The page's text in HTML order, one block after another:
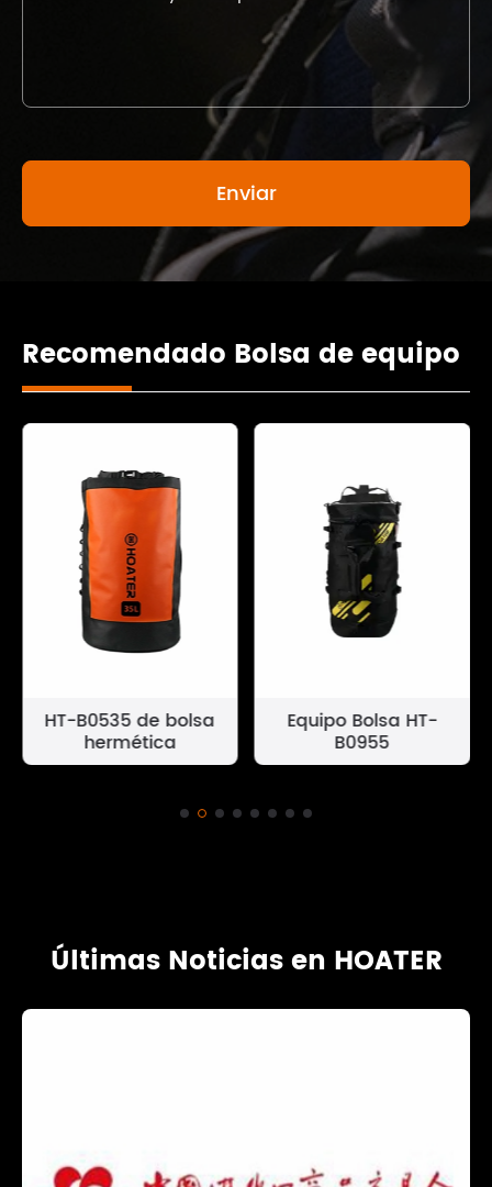
Recomendado Bolsa de equipo
HT-B0535 de bolsa
hermética
Equipo Bolsa HT-
B0955
Últimas Noticias en HOATER